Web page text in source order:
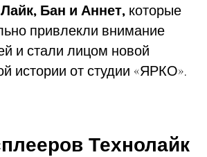
Лайк, Бан и Аннет, которые
привлекли внимание
и стали лицом новой
истории от студии «ЯРКО».
Технолайк